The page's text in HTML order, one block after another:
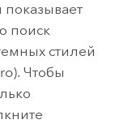
показывает
поиск
стилей
). Чтобы